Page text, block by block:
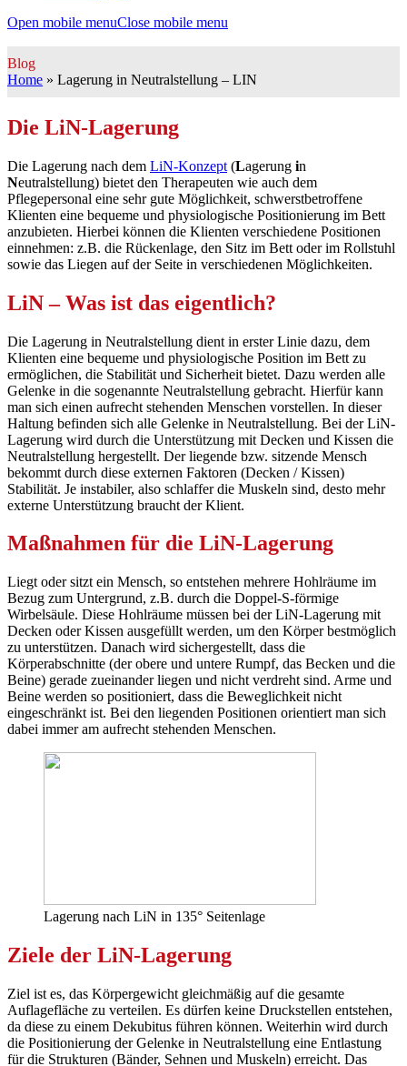
Open mobile menuClose mobile menu
Blog
Home » Lagerung in Neutralstellung – LIN
Die LiN-Lagerung
Die Lagerung nach dem LiN-Konzept (Lagerung in
Neutralstellung) bietet den Therapeuten wie auch dem
Pflegepersonal eine sehr gute Möglichkeit, schwerstbetroffene
Klienten eine bequeme und physiologische Positionierung im Bett
anzubieten. Hierbei können die Klienten verschiedene Positionen
einnehmen: z.B. die Rückenlage, den Sitz im Bett oder im Rollstuhl
sowie das Liegen auf der Seite in verschiedenen Möglichkeiten.
LiN – Was ist das eigentlich?
Die Lagerung in Neutralstellung dient in erster Linie dazu, dem
Klienten eine bequeme und physiologische Position im Bett zu
ermöglichen, die Stabilität und Sicherheit bietet. Dazu werden alle
Gelenke in die sogenannte Neutralstellung gebracht. Hierfür kann
man sich einen aufrecht stehenden Menschen vorstellen. In dieser
Haltung befinden sich alle Gelenke in Neutralstellung. Bei der LiN-
Lagerung wird durch die Unterstützung mit Decken und Kissen die
Neutralstellung hergestellt. Der liegende bzw. sitzende Mensch
bekommt durch diese externen Faktoren (Decken / Kissen)
Stabilität. Je instabiler, also schlaffer die Muskeln sind, desto mehr
externe Unterstützung braucht der Klient.
Maßnahmen für die LiN-Lagerung
Liegt oder sitzt ein Mensch, so entstehen mehrere Hohlräume im
Bezug zum Untergrund, z.B. durch die Doppel-S-förmige
Wirbelsäule. Diese Hohlräume müssen bei der LiN-Lagerung mit
Decken oder Kissen ausgefüllt werden, um den Körper bestmöglich
zu unterstützen. Danach wird sichergestellt, dass die
Körperabschnitte (der obere und untere Rumpf, das Becken und die
Beine) gerade zueinander liegen und nicht verdreht sind. Arme und
Beine werden so positioniert, dass die Beweglichkeit nicht
eingeschränkt ist. Bei den liegenden Positionen orientiert man sich
dabei immer am aufrecht stehenden Menschen.
Lagerung nach LiN in 135° Seitenlage
Ziele der LiN-Lagerung
Ziel ist es, das Körpergewicht gleichmäßig auf die gesamte
Auflagefläche zu verteilen. Es dürfen keine Druckstellen entstehen,
da diese zu einem Dekubitus führen können. Weiterhin wird durch
die Positionierung der Gelenke in Neutralstellung eine Entlastung
für die Strukturen (Bänder, Sehnen und Muskeln) erreicht. Das